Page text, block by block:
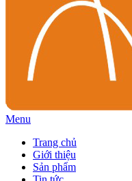
Menu
Trang chủ
Giới thiệu
Sản phẩm